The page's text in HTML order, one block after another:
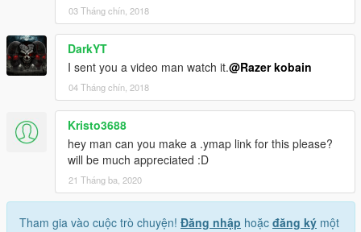
03 Tháng chín, 2018
DarkYT
I sent you a video man watch it.@Razer kobain
04 Tháng chín, 2018
Kristo3688
hey man can you make a .ymap link for this please?
will be much appreciated :D
21 Tháng ba, 2020
Tham gia vào cuộc trò chuyện! Đăng nhập hoặc đăng ký một